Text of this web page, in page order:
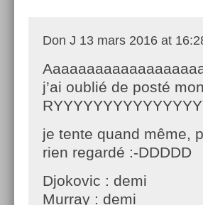
Don J 13 mars 2016 at
j’ai oublié de posté mon
je tente quand même,
rien regardé :-DDDDD
Djokovic : demi
Murray : demi